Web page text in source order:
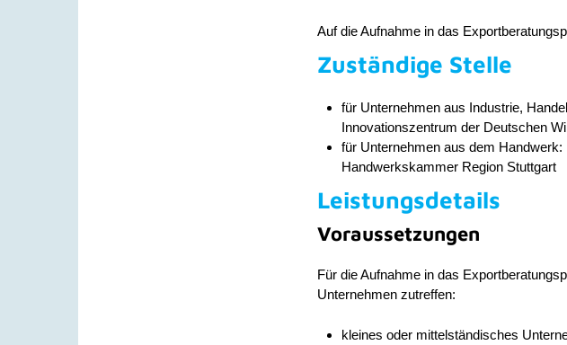
Auf die Aufnahme in das
Zuständige Stelle
für Unternehmen aus Industrie,
Innovationszentrum der Deutschen
für Unternehmen aus dem Handwerk:
Handwerkskammer Region Stuttgart
Leistungsdetails
Voraussetzungen
Für die Aufnahme in das
Unternehmen zutreffen:
kleines oder mittelständisches